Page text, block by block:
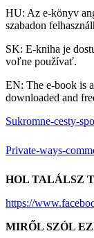
HU: Az e-könyv
szabadon
SK: E-kniha je
voľne používať.
EN: The e-book is
downloaded and
Sukromne-cesty-
Private-ways-
HOL TALÁLSZ
https://
MIRŐL SZÓL